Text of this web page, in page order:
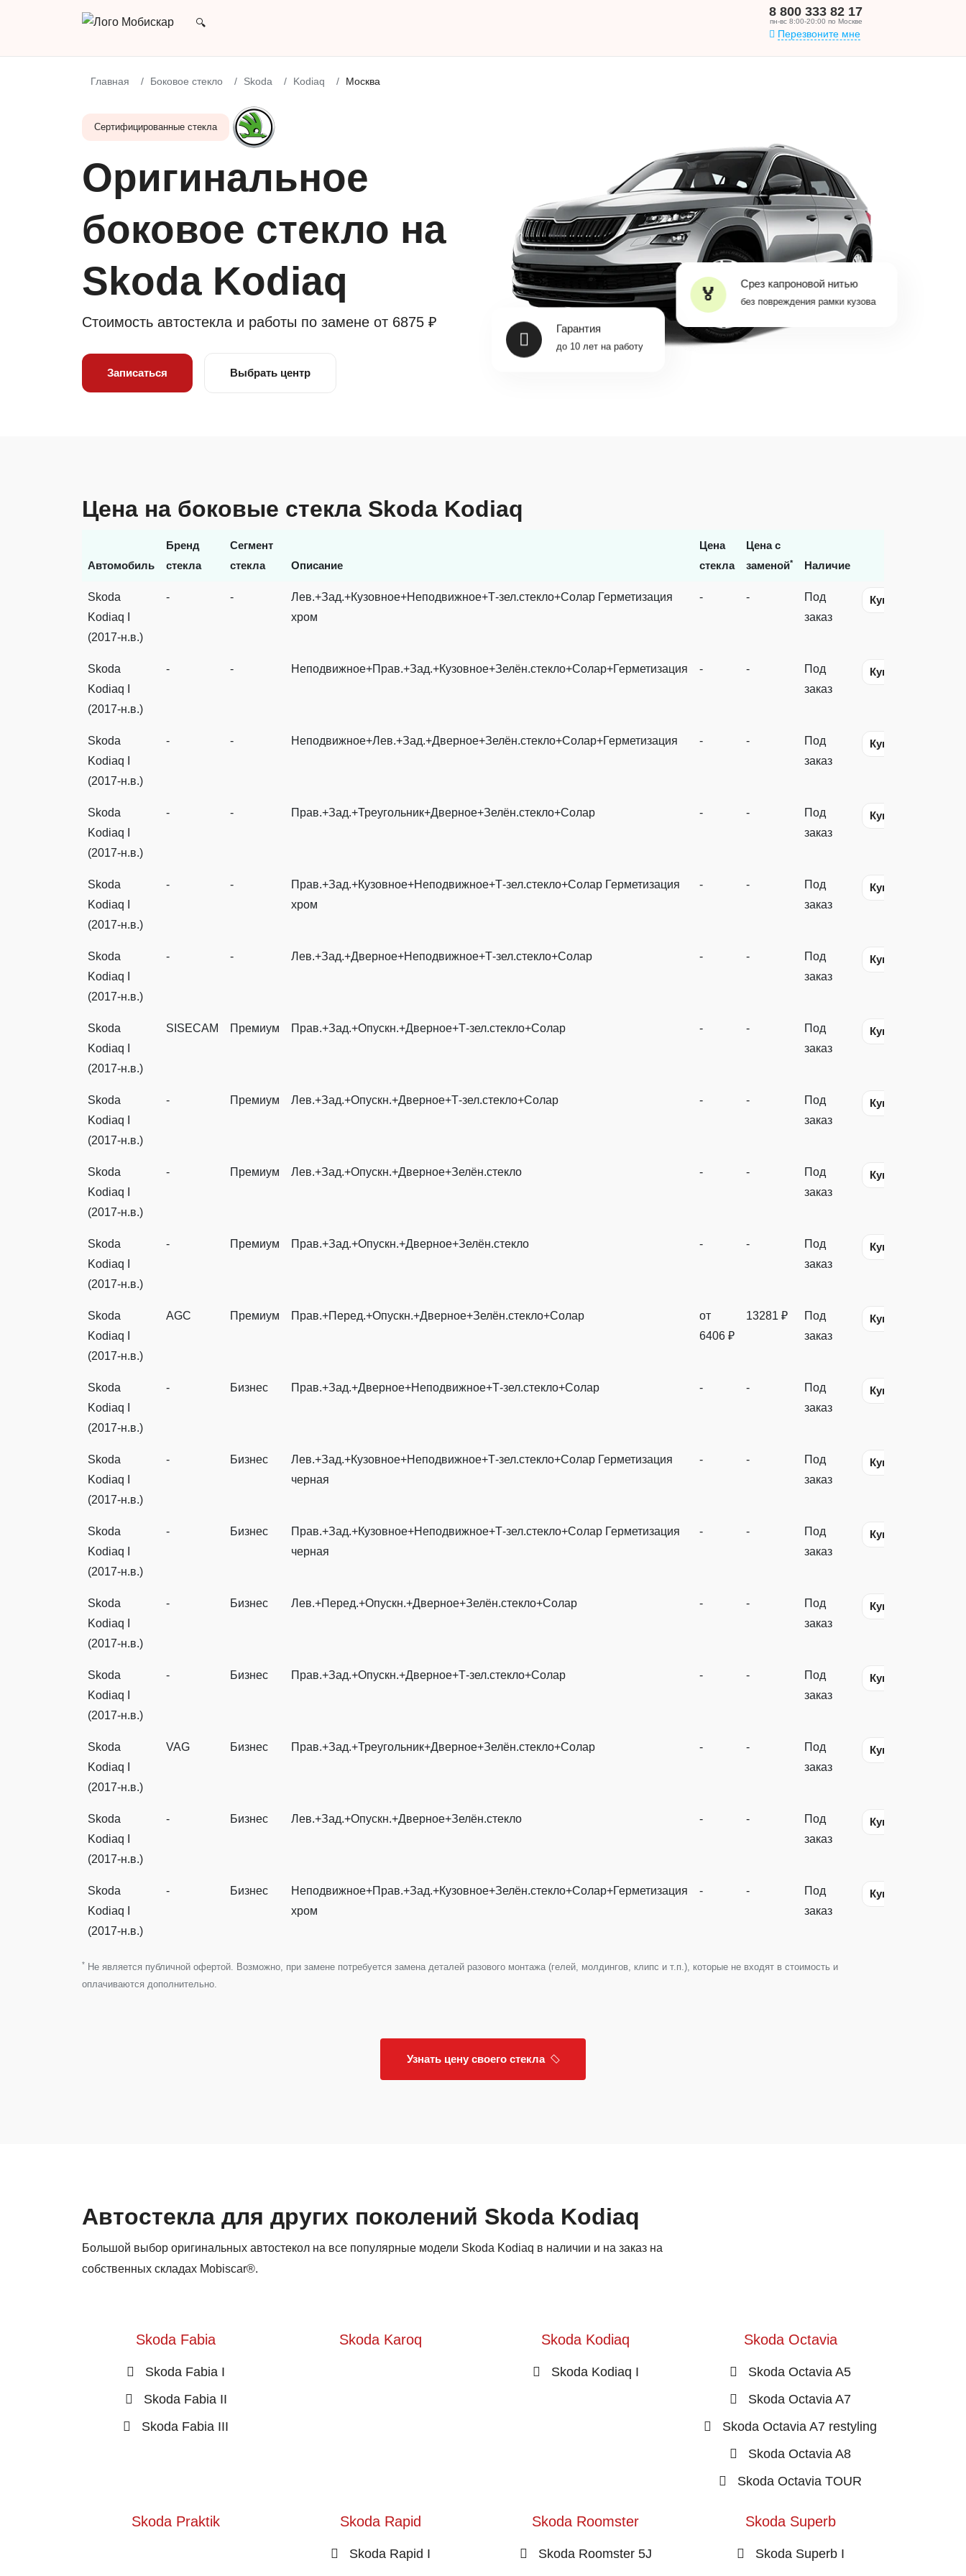
8 800 333 82 17
пн-вс 8:00-20:00 по Москве
Перезвоните мне
Главная Боковое стекло Skoda Kodiaq Москва
Сертифицированные стекла
Оригинальное
боковое стекло на
Skoda Kodiaq
Стоимость автостекла и работы по замене от 6875 ₽
Записаться Выбрать центр
Срез капроновой нитью
без повреждения рамки кузова
Гарантия
до 10 лет на работу
Цена на боковые стекла Skoda Kodiaq
Автомобиль
Бренд
стекла
Сегмент
стекла
Описание
Цена
стекла
Цена с
заменой* Наличие
Skoda
Kodiaq I
(2017-н.в.)
- -
Лев.+Зад.+Кузовное+Неподвижное+Т-зел.стекло+Солар Герметизация
хром
- -
Под
заказ
Купить
Skoda
Kodiaq I
(2017-н.в.)
- - Неподвижное+Прав.+Зад.+Кузовное+Зелён.стекло+Солар+Герметизация - -
Под
заказ
Купить
Skoda
Kodiaq I
(2017-н.в.)
- - Неподвижное+Лев.+Зад.+Дверное+Зелён.стекло+Солар+Герметизация - -
Под
заказ
Купить
Skoda
Kodiaq I
(2017-н.в.)
- - Прав.+Зад.+Треугольник+Дверное+Зелён.стекло+Солар - -
Под
заказ
Купить
Skoda
Kodiaq I
(2017-н.в.)
- -
Прав.+Зад.+Кузовное+Неподвижное+Т-зел.стекло+Солар Герметизация
хром
- -
Под
заказ
Купить
Skoda
Kodiaq I
(2017-н.в.)
- - Лев.+Зад.+Дверное+Неподвижное+Т-зел.стекло+Солар - -
Под
заказ
Купить
Skoda
Kodiaq I
(2017-н.в.)
SISECAM Премиум Прав.+Зад.+Опускн.+Дверное+Т-зел.стекло+Солар - -
Под
заказ
Купить
Skoda
Kodiaq I
(2017-н.в.)
- Премиум Лев.+Зад.+Опускн.+Дверное+Т-зел.стекло+Солар - -
Под
заказ
Купить
Skoda
Kodiaq I
(2017-н.в.)
- Премиум Лев.+Зад.+Опускн.+Дверное+Зелён.стекло - -
Под
заказ
Купить
Skoda
Kodiaq I
(2017-н.в.)
- Премиум Прав.+Зад.+Опускн.+Дверное+Зелён.стекло - -
Под
заказ
Купить
Skoda
Kodiaq I
(2017-н.в.)
AGC Премиум Прав.+Перед.+Опускн.+Дверное+Зелён.стекло+Солар
от
6406 ₽
13281 ₽
Под
заказ
Купить
Skoda
Kodiaq I
(2017-н.в.)
- Бизнес Прав.+Зад.+Дверное+Неподвижное+Т-зел.стекло+Солар - -
Под
заказ
Купить
Skoda
Kodiaq I
(2017-н.в.)
- Бизнес
Лев.+Зад.+Кузовное+Неподвижное+Т-зел.стекло+Солар Герметизация
черная
- -
Под
заказ
Купить
Skoda
Kodiaq I
(2017-н.в.)
- Бизнес
Прав.+Зад.+Кузовное+Неподвижное+Т-зел.стекло+Солар Герметизация
черная
- -
Под
заказ
Купить
Skoda
Kodiaq I
(2017-н.в.)
- Бизнес Лев.+Перед.+Опускн.+Дверное+Зелён.стекло+Солар - -
Под
заказ
Купить
Skoda
Kodiaq I
(2017-н.в.)
- Бизнес Прав.+Зад.+Опускн.+Дверное+Т-зел.стекло+Солар - -
Под
заказ
Купить
Skoda
Kodiaq I
(2017-н.в.)
VAG Бизнес Прав.+Зад.+Треугольник+Дверное+Зелён.стекло+Солар - -
Под
заказ
Купить
Skoda
Kodiaq I
(2017-н.в.)
- Бизнес Лев.+Зад.+Опускн.+Дверное+Зелён.стекло - -
Под
заказ
Купить
Skoda
Kodiaq I
(2017-н.в.)
- Бизнес
Неподвижное+Прав.+Зад.+Кузовное+Зелён.стекло+Солар+Герметизация
хром
- -
Под
заказ
Купить
* Не является публичной офертой. Возможно, при замене потребуется замена деталей разового монтажа (гелей, молдингов, клипс и т.п.), которые не входят в стоимость и
оплачиваются дополнительно.
Узнать цену своего стекла
Автостекла для других поколений Skoda Kodiaq
Большой выбор оригинальных автостекол на все популярные модели Skoda Kodiaq в наличии и на заказ на
собственных складах Mobiscar®.
Skoda Fabia
Skoda Fabia I
Skoda Fabia II
Skoda Fabia III
Skoda Karoq Skoda Kodiaq
Skoda Kodiaq I
Skoda Octavia
Skoda Octavia A5
Skoda Octavia A7
Skoda Octavia A7 restyling
Skoda Octavia A8
Skoda Octavia TOUR
Skoda Praktik Skoda Rapid
Skoda Rapid I
Skoda Roomster
Skoda Roomster 5J
Skoda Superb
Skoda Superb I